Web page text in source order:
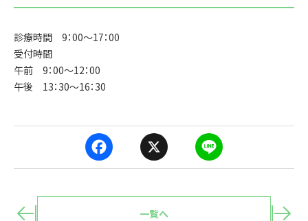
診療時間 9：00～17：00
受付時間
午前 9：00～12：00
午後 13：30～16：30
c
o
n
一覧へ